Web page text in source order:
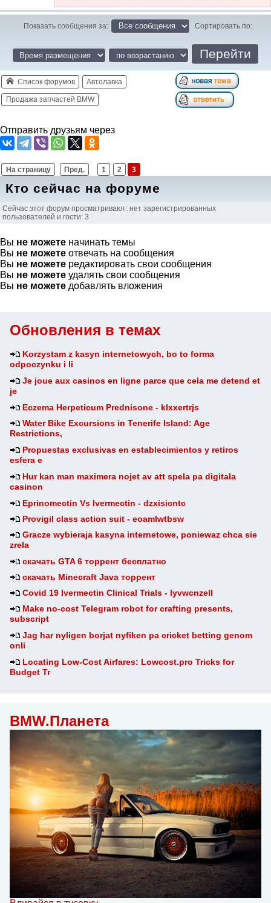
Обновления в темах
Korzystam z kasyn internetowych, bo to forma
odpoczynku i li
Je joue aux casinos en ligne parce que cela me detend et
je
Eczema Herpeticum Prednisone - klxxertrjs
Water Bike Excursions in Tenerife Island: Age
Restrictions,
Propuestas exclusivas en establecimientos y retiros
esfera e
Hur kan man maximera nojet av att spela pa digitala
casinon
Eprinomectin Vs Ivermectin - dzxisicntc
Provigil class action suit - eoamlwtbsw
Gracze wybieraja kasyna internetowe, poniewaz chca sie
zrela
скачать GTA 6 торрент бесплатно
скачать Minecraft Java торрент
Covid 19 Ivermectin Clinical Trials - lyvwcnzell
Make no-cost Telegram robot for crafting presents,
subscript
Jag har nyligen borjat nyfiken pa cricket betting genom
onli
Locating Low-Cost Airfares: Lowcost.pro Tricks for
Budget Tr
BMW.Планета
Показать сообщения за: Сортировать по:
Список форумов Автолавка
Продажа запчастей BMW
Отправить друзьям через
На страницу Пред. 1 2 3
Кто сейчас на форуме
Сейчас этот форум просматривают: нет зарегистрированных
пользователей и гости: 3
Вы не можете начинать темы
Вы не можете отвечать на сообщения
Вы не можете редактировать свои сообщения
Вы не можете удалять свои сообщения
Вы не можете добавлять вложения